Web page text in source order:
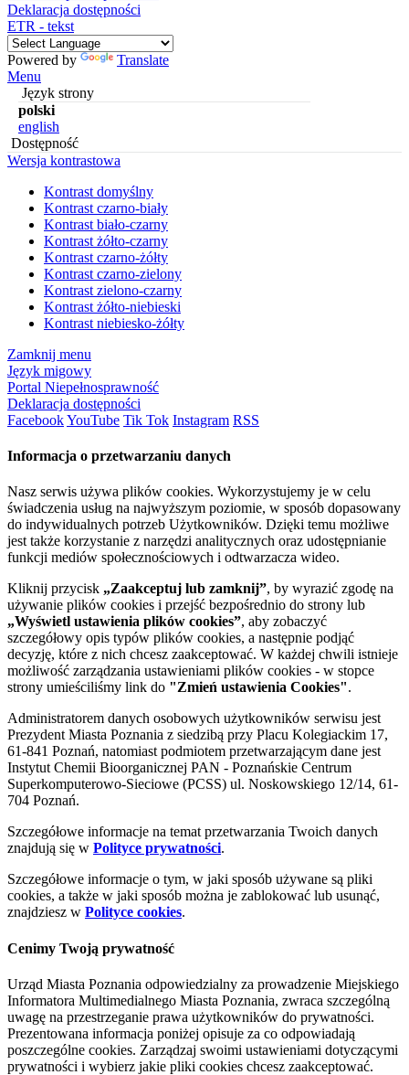
Deklaracja dostępności
ETR - tekst
Powered by
Translate
Menu
Język strony
polski
english
Dostępność
Wersja kontrastowa
Kontrast domyślny
Kontrast czarno-biały
Kontrast biało-czarny
Kontrast żółto-czarny
Kontrast czarno-żółty
Kontrast czarno-zielony
Kontrast zielono-czarny
Kontrast żółto-niebieski
Kontrast niebiesko-żółty
Zamknij menu
Język migowy
Portal Niepełnosprawność
Deklaracja dostępności
FacebookYouTube Tik Tok Instagram RSS
Informacja o przetwarzaniu danych
Nasz serwis używa plików cookies. Wykorzystujemy je w celu
świadczenia usług na najwyższym poziomie, w sposób dopasowany
do indywidualnych potrzeb Użytkowników. Dzięki temu możliwe
jest także korzystanie z narzędzi analitycznych oraz udostępnianie
funkcji mediów społecznościowych i odtwarzacza wideo.
Kliknij przycisk „Zaakceptuj lub zamknij”, by wyrazić zgodę na
używanie plików cookies i przejść bezpośrednio do strony lub
„Wyświetl ustawienia plików cookies”, aby zobaczyć
szczegółowy opis typów plików cookies, a następnie podjąć
decyzję, które z nich chcesz zaakceptować. W każdej chwili istnieje
możliwość zarządzania ustawieniami plików cookies - w stopce
strony umieściliśmy link do "Zmień ustawienia Cookies".
Administratorem danych osobowych użytkowników serwisu jest
Prezydent Miasta Poznania z siedzibą przy Placu Kolegiackim 17,
61-841 Poznań, natomiast podmiotem przetwarzającym dane jest
Instytut Chemii Bioorganicznej PAN - Poznańskie Centrum
Superkomputerowo-Sieciowe (PCSS) ul. Noskowskiego 12/14, 61-
704 Poznań.
Szczegółowe informacje na temat przetwarzania Twoich danych
znajdują się w Polityce prywatności.
Szczegółowe informacje o tym, w jaki sposób używane są pliki
cookies, a także w jaki sposób można je zablokować lub usunąć,
znajdziesz w Polityce cookies.
Cenimy Twoją prywatność
Urząd Miasta Poznania odpowiedzialny za prowadzenie Miejskiego
Informatora Multimedialnego Miasta Poznania, zwraca szczególną
uwagę na przestrzeganie prawa użytkowników do prywatności.
Prezentowana informacja poniżej opisuje za co odpowiadają
poszczególne cookies. Zarządzaj swoimi ustawieniami dotyczącymi
prywatności i wybierz jakie pliki cookies chcesz zaakceptować.